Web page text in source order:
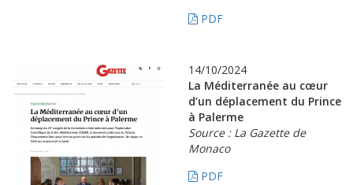
PDF
14/10/2024
La Méditerranée au cœur
d’un déplacement du Prince
à Palerme
Source : La Gazette de
Monaco
PDF